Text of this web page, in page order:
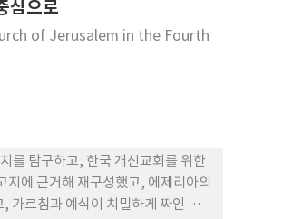
고 교육에 의해 극단적인 입장에서
심으로
of Jerusalem in the Fourth
를 탐구하고, 한국 개신교회를 위한
지에 근거해 재구성했고, 에제리아의
르침과 예식이 치밀하게 짜인 거룩